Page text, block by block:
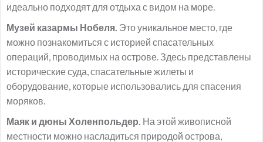
идеально подходят для отдыха с видом на море.
Музей казармы Нобеля. Это уникальное место, где
можно познакомиться с историей спасательных
операций, проводимых на острове. Здесь представлены
исторические суда, спасательные жилеты и
оборудование, которые использовались для спасения
моряков.
Маяк и дюны Холенпольдер. На этой живописной
местности можно насладиться природой острова,